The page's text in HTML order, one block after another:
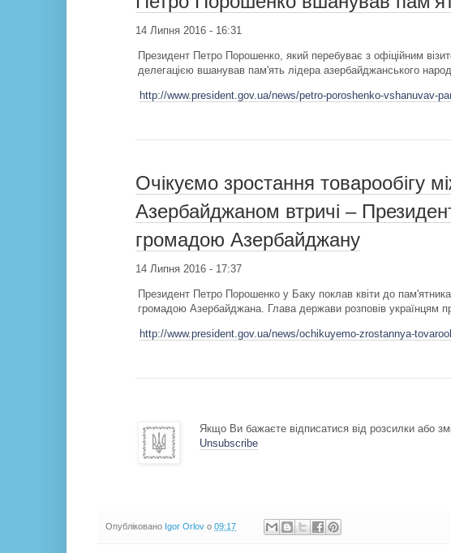
14 Липня 2016 - 16:31
Президент Петро Порошенко, який перебуває з офіційним
делегацією вшанував пам'ять лідера азербайджанського
http://www.president.gov.ua/news/petro-poroshenko-vshanuvav-
Очікуємо зростання товарообігу
Азербайджаном втричі –
громадою Азербайджану
14 Липня 2016 - 17:37
Президент Петро Порошенко у Баку поклав квіти до
громадою Азербайджана. Глава держави розповів українцям
http://www.president.gov.ua/news/ochikuyemo-zrostannya-
Якщо Ви бажаєте відписатися від розсилки або
Unsubscribe
Опубліковано Igor Orlov о 09:17